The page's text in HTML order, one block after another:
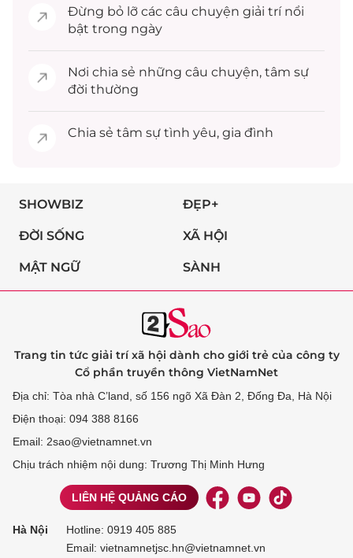
Đừng bỏ lỡ các câu chuyện giải trínổi
bật trong ngày
Nơi chia sẻ những câu chuyện, tâm sự
đời thường
Chia sẻ tâm sự tình yêu, gia đình
SHOWBIZ ĐẸP+
ĐỜI SỐNG XÃ HỘI
MẬT NGỮ SÀNH
Trang tin tức giải trí xã hội dành cho giới trẻ của công ty
Cổ phần truyền thông VietNamNet
Địa chỉ: Tòa nhà C’land, số 156 ngõ Xã Đàn 2, Đống Đa, Hà Nội
Điện thoại: 094 388 8166
Email: 2sao@vietnamnet.vn
Chịu trách nhiệm nội dung: Trương Thị Minh Hưng
LIÊN HỆ QUẢNG CÁO
Hà Nội Hotline: 0919 405 885
Email: vietnamnetjsc.hn@vietnamnet.vn